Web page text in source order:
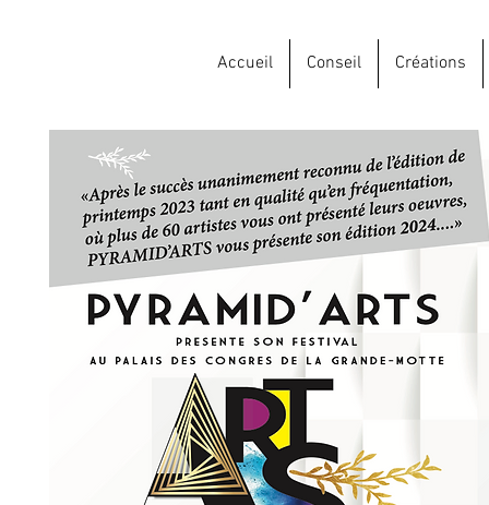
Accueil Conseil Créations